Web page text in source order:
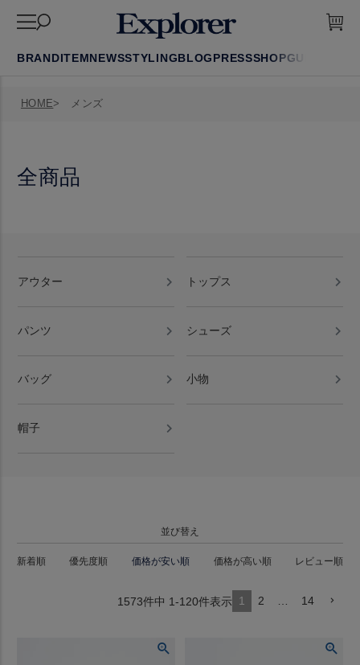
BRANDITEMNEWSSTYLINGBLOGPRESSSHOPGUIDE
HOME メンズ
全商品
アウター トップス
パンツ シューズ
バッグ 小物
帽子
並び替え
新着順 優先度順 価格が安い順 価格が高い順 レビュー順
1573件中 1-120件表示 1 2 14